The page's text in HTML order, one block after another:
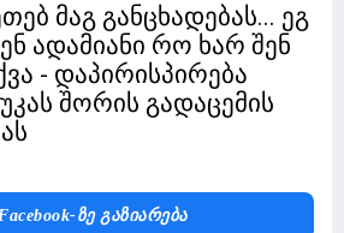
მაგ განცხადებას... ეგ
ადამიანი რო ხარ შენ
- დაპირისპირება
შორის გადაცემის
Ზე Გაზიარება